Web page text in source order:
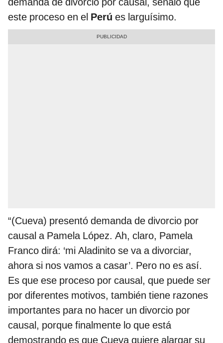
este proceso en el Perú es larguísimo.
“(Cueva) presentó demanda de divorcio por
causal a Pamela López. Ah, claro, Pamela
Franco dirá: ‘mi Aladinito se va a divorciar,
ahora si nos vamos a casar’. Pero no es así.
Es que ese proceso por causal, que puede ser
por diferentes motivos, también tiene razones
importantes para no hacer un divorcio por
causal, porque finalmente lo que está
demostrando es que Cueva quiere alargar su